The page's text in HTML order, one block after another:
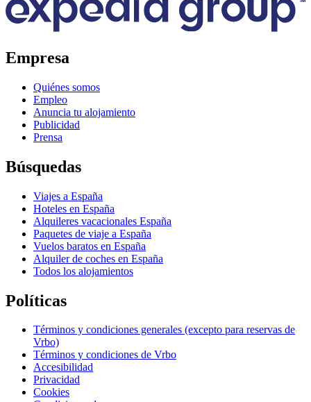
Empresa
Quiénes somos
Empleo
Anuncia tu alojamiento
Publicidad
Prensa
Búsquedas
Viajes a España
Hoteles en España
Alquileres vacacionales España
Paquetes de viaje a España
Vuelos baratos en España
Alquiler de coches en España
Todos los alojamientos
Políticas
Términos y condiciones generales (excepto para reservas de
Vrbo)
Términos y condiciones de Vrbo
Accesibilidad
Privacidad
Cookies